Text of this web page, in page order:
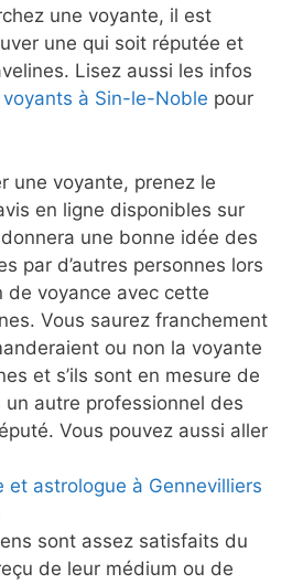
une voyante, il est
une qui soit réputée et
Lisez aussi les infos
à Sin-le-Noble pour
une voyante, prenez le
en ligne disponibles sur
une bonne idée des
par d’autres personnes lors
de voyance avec cette
Vous saurez franchement
ou non la voyante
et s’ils sont en mesure de
autre professionnel des
Vous pouvez aussi aller
et astrologue à Gennevilliers
sont assez satisfaits du
de leur médium ou de